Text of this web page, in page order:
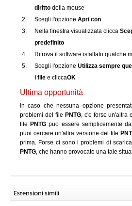
diritto della mouse
Scegli l'opzione Apri con
Nella finestra visualizzata clicca
predefinito
Ritrova il software istallato qualche
Scegli l'opzione Utilizza sempre
i file e cliccaOK
Ultima opportunità
In caso che nessuna opzione
problemi del file PNTG, c'e forse un'altra
file PNTG puo essere semplicemente
puoi cercare un'altra versione del file
prima. Forse ci sono i problemi di
PNTG, che hanno provocato una tale
Estensioni simili